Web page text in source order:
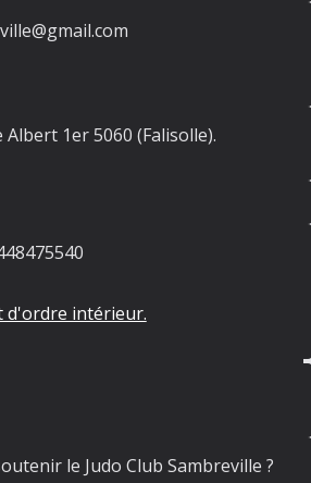
Albert 1er 5060 (Falisolle).
d'ordre intérieur.
le Judo Club Sambreville ?